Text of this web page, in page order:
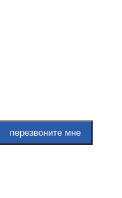
перезвоните мне